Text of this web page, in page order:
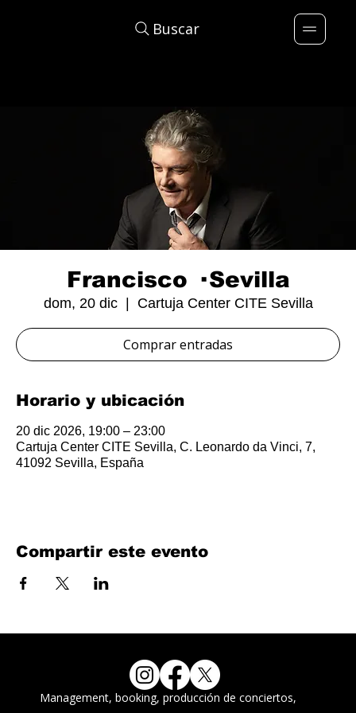
Buscar
Francisco · Sevilla
dom, 20 dic
  |
Cartuja Center CITE Sevilla
Comprar entradas
Horario y ubicación
20 dic 2026, 19:00 – 23:00
Cartuja Center CITE Sevilla, C. Leonardo da Vinci, 7,
41092 Sevilla, España
Compartir este evento
Management, booking, producción de conciertos,